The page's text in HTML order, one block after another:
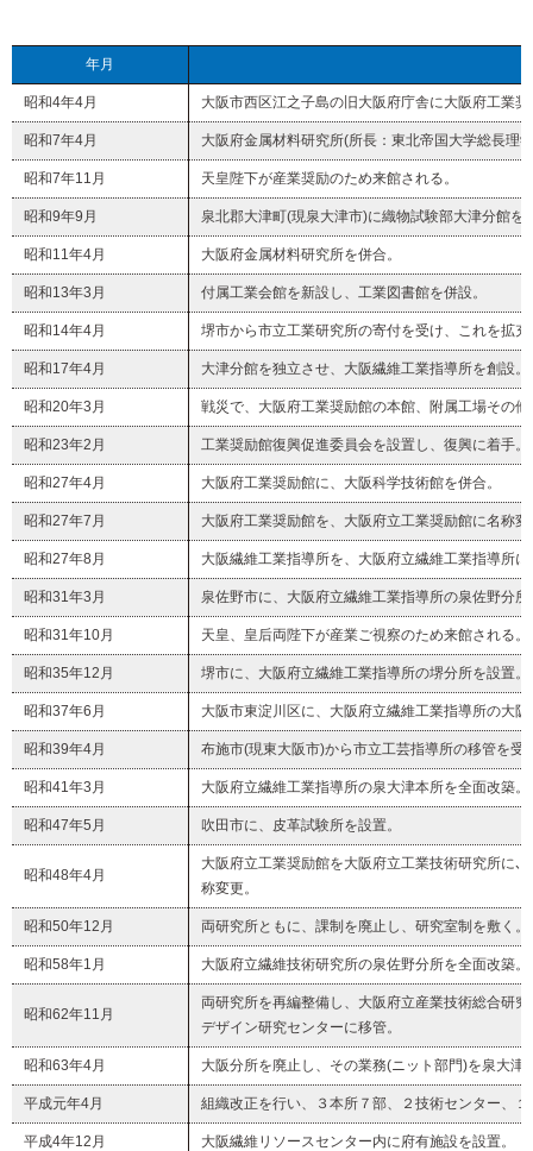
年月
昭和4年4月 大阪市西区江之子島の旧大阪府庁舎に大阪府工業
昭和7年4月 大阪府金属材料研究所(所長：東北帝国大学総長理
昭和7年11月 天皇陛下が産業奨励のため来館される。
昭和9年9月 泉北郡大津町(現泉大津市)に織物試験部大津分館を
昭和11年4月 大阪府金属材料研究所を併合。
昭和13年3月 付属工業会館を新設し、工業図書館を併設。
昭和14年4月 堺市から市立工業研究所の寄付を受け、これを拡
昭和17年4月 大津分館を独立させ、大阪繊維工業指導所を創設。
昭和20年3月 戦災で、大阪府工業奨励館の本館、附属工場その他
昭和23年2月 工業奨励館復興促進委員会を設置し、復興に着手。
昭和27年4月 大阪府工業奨励館に、大阪科学技術館を併合。
昭和27年7月 大阪府工業奨励館を、大阪府立工業奨励館に名称変
昭和27年8月 大阪繊維工業指導所を、大阪府立繊維工業指導所
昭和31年3月 泉佐野市に、大阪府立繊維工業指導所の泉佐野分
昭和31年10月 天皇、皇后両陛下が産業ご視察のため来館される。
昭和35年12月 堺市に、大阪府立繊維工業指導所の堺分所を設置。
昭和37年6月 大阪市東淀川区に、大阪府立繊維工業指導所の大
昭和39年4月 布施市(現東大阪市)から市立工芸指導所の移管を
昭和41年3月 大阪府立繊維工業指導所の泉大津本所を全面改築。
昭和47年5月 吹田市に、皮革試験所を設置。
昭和48年4月
大阪府立工業奨励館を大阪府立工業技術研究所に
称変更。
昭和50年12月 両研究所ともに、課制を廃止し、研究室制を敷く。
昭和58年1月 大阪府立繊維技術研究所の泉佐野分所を全面改築。
昭和62年11月
両研究所を再編整備し、大阪府立産業技術総合研
デザイン研究センターに移管。
昭和63年4月 大阪分所を廃止し、その業務(ニット部門)を泉大津
平成元年4月 組織改正を行い、３本所７部、２技術センター、
平成4年12月 大阪繊維リソースセンター内に府有施設を設置。